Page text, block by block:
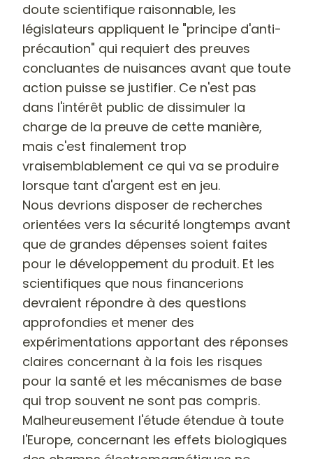
doute scientifique raisonnable, les
législateurs appliquent le "principe d'anti-
précaution" qui requiert des preuves
concluantes de nuisances avant que toute
action puisse se justifier. Ce n'est pas
dans l'intérêt public de dissimuler la
charge de la preuve de cette manière,
mais c'est finalement trop
vraisemblablement ce qui va se produire
lorsque tant d'argent est en jeu.
Nous devrions disposer de recherches
orientées vers la sécurité longtemps avant
que de grandes dépenses soient faites
pour le développement du produit. Et les
scientifiques que nous financerions
devraient répondre à des questions
approfondies et mener des
expérimentations apportant des réponses
claires concernant à la fois les risques
pour la santé et les mécanismes de base
qui trop souvent ne sont pas compris.
Malheureusement l'étude étendue à toute
l'Europe, concernant les effets biologiques